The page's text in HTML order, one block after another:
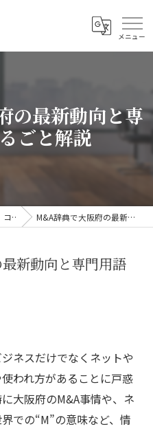
の最新動向と専
ごと解説
コラム M&A辞典で大阪府の最新動向と専門用語をまるごと解説
新動向と専門用語
ネスだけでなくネットや
われ方があることに戸惑
大阪府のM&A事情や、ネ
での“M”の意味など、情